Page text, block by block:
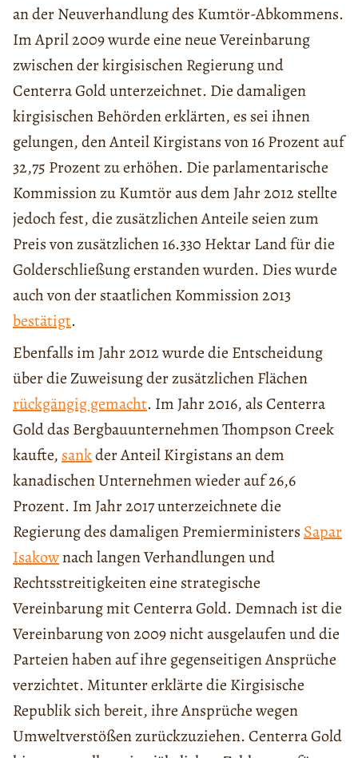
an der Neuverhandlung des Kumtör-Abkommens.
Im April 2009 wurde eine neue Vereinbarung
zwischen der kirgisischen Regierung und
Centerra Gold unterzeichnet. Die damaligen
kirgisischen Behörden erklärten, es sei ihnen
gelungen, den Anteil Kirgistans von 16 Prozent auf
32,75 Prozent zu erhöhen. Die parlamentarische
Kommission zu Kumtör aus dem Jahr 2012 stellte
jedoch fest, die zusätzlichen Anteile seien zum
Preis von zusätzlichen 16.330 Hektar Land für die
Golderschließung erstanden wurden. Dies wurde
auch von der staatlichen Kommission 2013
bestätigt.
Ebenfalls im Jahr 2012 wurde die Entscheidung
über die Zuweisung der zusätzlichen Flächen
rückgängig gemacht. Im Jahr 2016, als Centerra
Gold das Bergbauunternehmen Thompson Creek
kaufte, sankder Anteil Kirgistans an dem
kanadischen Unternehmen wieder auf 26,6
Prozent. Im Jahr 2017 unterzeichnete die
Regierung des damaligen Premierministers Sapar
Isakownach langen Verhandlungen und
Rechtsstreitigkeiten eine strategische
Vereinbarung mit Centerra Gold. Demnach ist die
Vereinbarung von 2009 nicht ausgelaufen und die
Parteien haben auf ihre gegenseitigen Ansprüche
verzichtet. Mitunter erklärte die Kirgisische
Republik sich bereit, ihre Ansprüche wegen
Umweltverstößen zurückzuziehen. Centerra Gold